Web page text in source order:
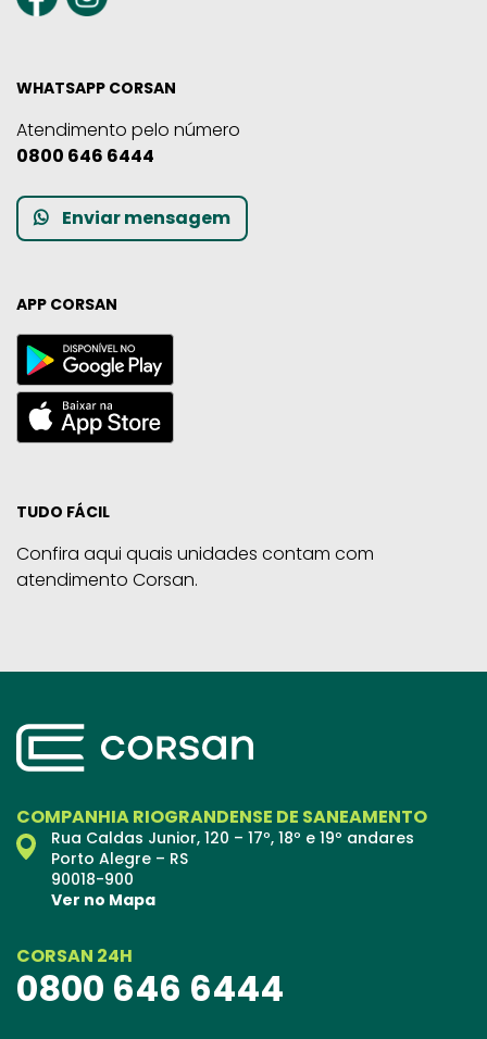
WHATSAPP CORSAN
Atendimento pelo número
0800 646 6444
Enviar mensagem
APP CORSAN
TUDO FÁCIL
Confira aqui quais unidades contam com
atendimento Corsan.
COMPANHIA RIOGRANDENSE DE SANEAMENTO
Rua Caldas Junior, 120 – 17º, 18º e 19º andares
Porto Alegre – RS
90018-900
Ver no Mapa
CORSAN 24H
0800 646 6444